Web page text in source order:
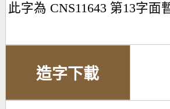
此字為 CNS11643 第13字面
造字下載